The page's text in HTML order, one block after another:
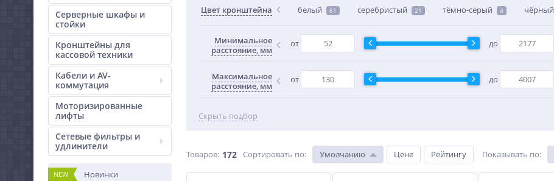
Серверные шкафы и
стойки
Кронштейны для
кассовой техники
Кабели и AV-
коммутация
Моторизированные
лифты
Сетевые фильтры и
удлинители
NEW Новинки
Цвет кронштейна белый 61 серебристый 21 тёмно-серый 4 чёрный
Минимальное
расстояние, мм
от до
Максимальное
расстояние, мм
от до
Скрыть подбор
Товаров: 172 Сортировать по: Умолчанию Цене Рейтингу Показывать по: